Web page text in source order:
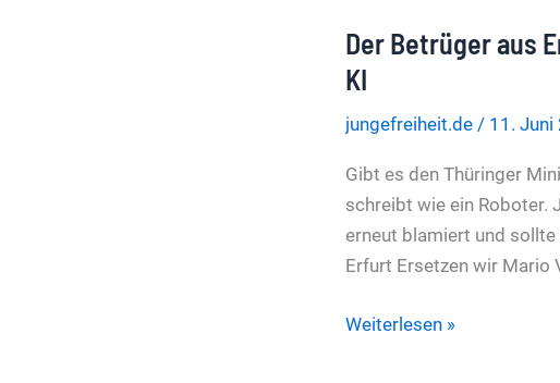
Fritz“
darf
Merz
bezeichnen
nur,
man
Der Betrüger aus
KI
jungefreiheit.de / 11. Juni
Gibt es den Thüringer
schreibt wie ein Roboter.
erneut blamiert und sollte
Erfurt Ersetzen wir Mario
Der
Weiterlesen »